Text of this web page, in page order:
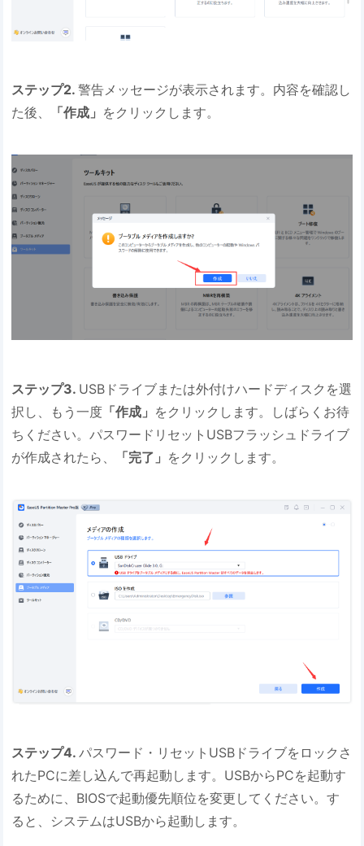
ステップ2.警告メッセージが表示されます。内容を確認し
た後、
「作成」 をクリックします。
ステップ3. USBドライブまたは外付けハードディスクを選
択し、もう一度 「作成」 をクリックします。しばらくお待
ちください。パスワードリセットUSBフラッシュドライブ
が作成されたら、
「完了」 をクリックします。
ステップ4.パスワード・リセットUSBドライブをロックさ
れたPCに差し込んで再起動します。USBからPCを起動す
るために、BIOSで起動優先順位を変更してください。す
ると、システムはUSBから起動します。